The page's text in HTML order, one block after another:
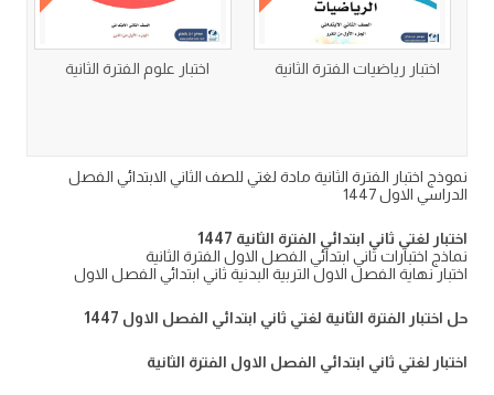
اختبار رياضيات الفترة الثانية اختبار علوم الفترة الثانية
نموذج اختبار الفترة الثانية مادة لغتي للصف الثاني الابتدائي الفصل
الدراسي الاول 1447
اختبار لغتي ثاني ابتدائي الفترة الثانية 1447
نماذج اختبارات ثاني ابتدائي الفصل الاول الفترة الثانية
اختبار نهاية الفصل الاول التربية البدنية ثاني ابتدائي الفصل الاول
حل اختبار الفترة الثانية لغتي ثاني ابتدائي الفصل الاول 1447
اختبار لغتي ثاني ابتدائي الفصل الاول الفترة الثانية